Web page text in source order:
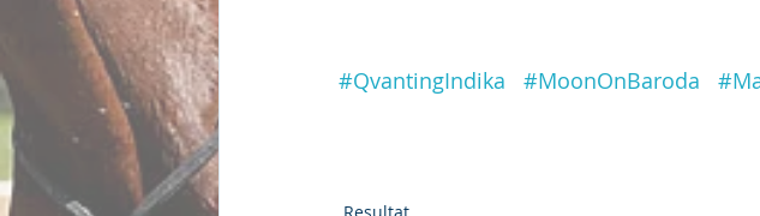
#QvantingIndika #MoonOnBaroda